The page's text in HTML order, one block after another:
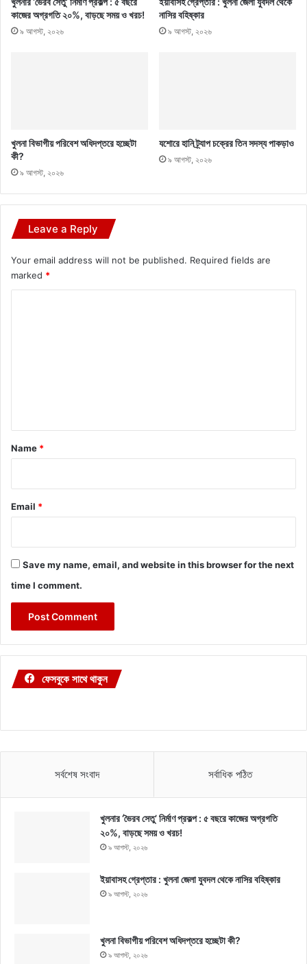
কাজের অগ্রগতি ২০%, বাড়ছে সময় ও খরচ!
৯ আগস্ট, ২০২৬
নাসির বহিষ্কার
৯ আগস্ট, ২০২৬
খুলনা বিভাগীয় পরিবেশ অধিদপ্তরে হচ্ছেটা
কী?
৯ আগস্ট, ২০২৬
যশোরে হানি ট্র্যাপ চক্রের তিন সদস্য পাকড়াও
৯ আগস্ট, ২০২৬
Leave a Reply
Your email address will not be published. Required fields are
marked *
*
Name *
Email *
Save my name, email, and website in this browser for the next
time I comment.
ফেসবুকে সাথে থাকুন
সর্বশেষ সংবাদ সর্বাধিক পঠিত
খুলনার ‘ভৈরব সেতু’ নির্মাণ প্রকল্প : ৫ বছরে কাজের অগ্রগতি
২০%, বাড়ছে সময় ও খরচ!
৯ আগস্ট, ২০২৬
ইয়াবাসহ গ্রেপ্তার : খুলনা জেলা যুবদল থেকে নাসির বহিষ্কার
৯ আগস্ট, ২০২৬
খুলনা বিভাগীয় পরিবেশ অধিদপ্তরে হচ্ছেটা কী?
৯ আগস্ট, ২০২৬